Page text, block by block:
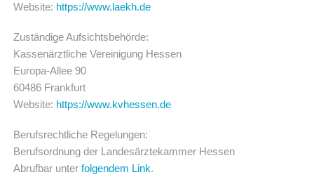
Website: https://www.laekh.de
Zuständige Aufsichtsbehörde:
Kassenärztliche Vereinigung Hessen
Europa-Allee 90
60486 Frankfurt
Website: https://www.kvhessen.de
Berufsrechtliche Regelungen:
Berufsordnung der Landesärztekammer Hessen
Abrufbar unter folgendem Link.